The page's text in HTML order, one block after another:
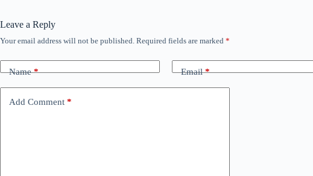
Leave a Reply
Your email address will not be published. Required fields are marked *
Name* Email*
Add Comment *